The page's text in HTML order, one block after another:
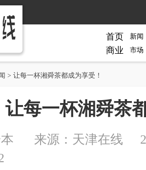
首页 新闻
商业 市场
> 让每一杯湘舜茶都成为享受！
让每一杯湘舜茶
本 来源：天津在线